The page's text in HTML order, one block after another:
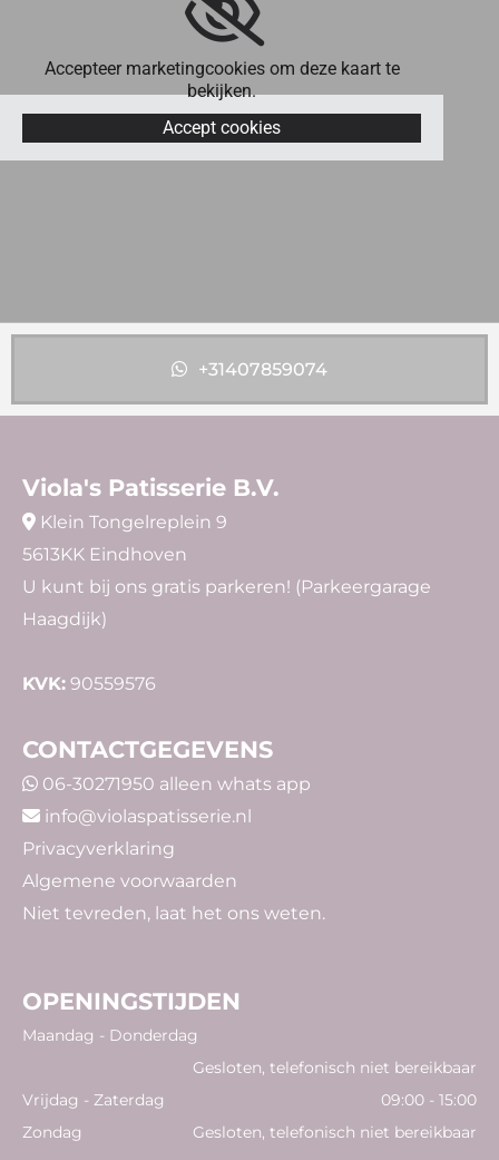
Accepteer marketingcookies om deze kaart te
bekijken.
Accept cookies
+31407859074
Viola's Patisserie B.V.
 Klein Tongelreplein 9
5613KK Eindhoven
U kunt bij ons gratis parkeren! (Parkeergarage
Haagdijk)
KVK: 90559576
CONTACTGEGEVENS
 06-30271950 alleen whats app
 info@violaspatisserie.nl
Privacyverklaring
Algemene voorwaarden
Niet tevreden, laat het ons weten.
OPENINGSTIJDEN
Maandag - Donderdag
Gesloten, telefonisch niet bereikbaar
Vrijdag - Zaterdag
09:00 - 15:00
Zondag
Gesloten, telefonisch niet bereikbaar